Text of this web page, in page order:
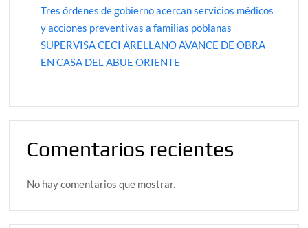
Tres órdenes de gobierno acercan servicios médicos
y acciones preventivas a familias poblanas
SUPERVISA CECI ARELLANO AVANCE DE OBRA
EN CASA DEL ABUE ORIENTE
Comentarios recientes
No hay comentarios que mostrar.